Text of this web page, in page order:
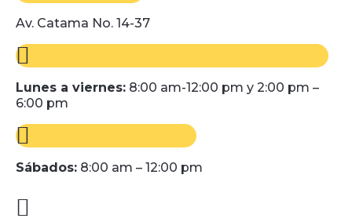
Av. Catama No. 14-37
Lunes a viernes: 8:00 am-12:00 pm y 2:00 pm –
6:00 pm
Sábados: 8:00 am – 12:00 pm